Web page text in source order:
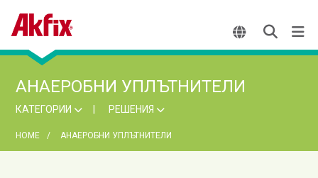
АНАЕРОБНИ УПЛЪТНИТЕЛИ
КАТЕГОРИИ РЕШЕНИЯ
HOME АНАЕРОБНИ УПЛЪТНИТЕЛИ